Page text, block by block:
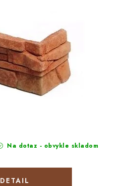
Na dotaz - obvykle skladom
DETAIL